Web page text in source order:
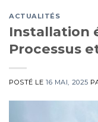
ACTUALITÉS
Installation
Processus
POSTÉ LE16 MAI, 2025